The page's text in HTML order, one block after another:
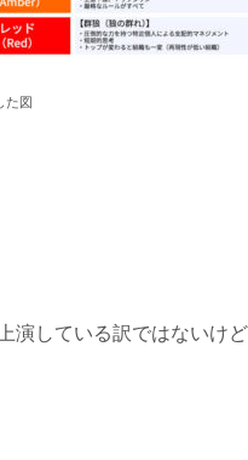
た図
演している訳ではないけ